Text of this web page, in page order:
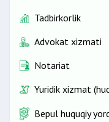
Tadbirkorlik
Advokat xizmati
Notariat
Yuridik xizmat
Bepul huquqiy